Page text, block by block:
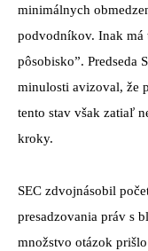
minimálnych
podvodníkov. Inak má
pôsobisko”. Predseda
minulosti avizoval, že
tento stav však zatiaľ
kroky.
SEC zdvojnásobil
presadzovania práv s
množstvo otázok